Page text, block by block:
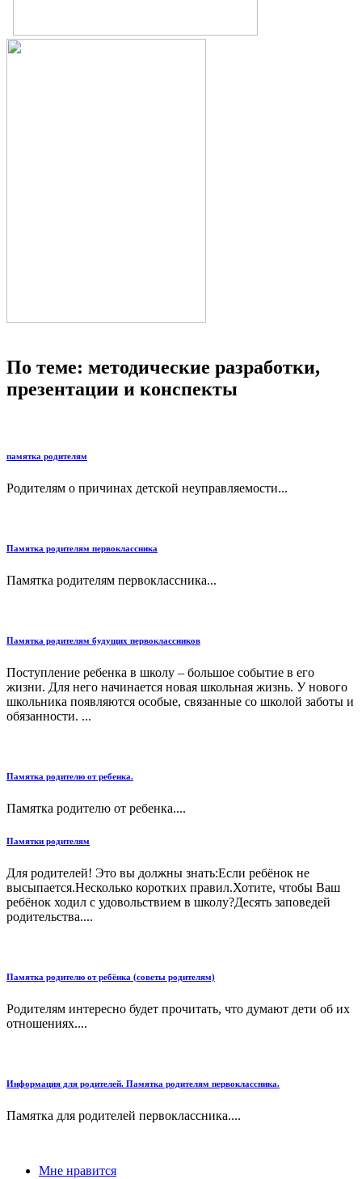
По теме: методические разработки,
презентации и конспекты
памятка родителям
Родителям о причинах детской неуправляемости...
Памятка родителям первоклассника
Памятка родителям первоклассника...
Памятка родителям будущих первоклассников
Поступление ребенка в школу – большое событие в его
жизни. Для него начинается новая школьная жизнь. У нового
школьника появляются особые, связанные со школой заботы и
обязанности. ...
Памятка родителю от ребенка.
Памятка родителю от ребенка....
Памятки родителям
Для родителей! Это вы должны знать:Если ребёнок не
высыпается.Несколько коротких правил.Хотите, чтобы Ваш
ребёнок ходил с удовольствием в школу?Десять заповедей
родительства....
Памятка родителю от ребёнка (советы родителям)
Родителям интересно будет прочитать, что думают дети об их
отношениях....
Информация для родителей. Памятка родителям первоклассника.
Памятка для родителей первоклассника....
Мне нравится